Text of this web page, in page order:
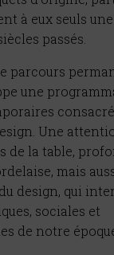
à eux seuls
passés.
parcours
une
Une
de la table,
mais
design, qui
sociales et
de notre